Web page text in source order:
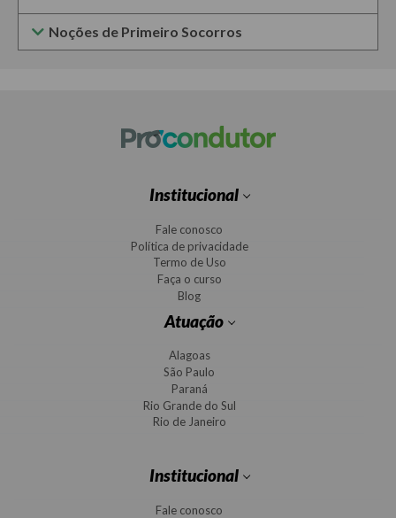
Noções de Primeiro Socorros
Institucional
Fale conosco
Política de privacidade
Termo de Uso
Faça o curso
Blog
Atuação
Alagoas
São Paulo
Paraná
Rio Grande do Sul
Rio de Janeiro
Institucional
Fale conosco